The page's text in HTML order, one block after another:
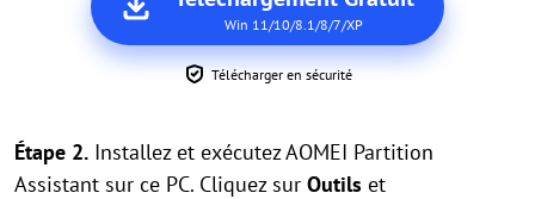
Win 11/10/8.1/8/7/XP
Télécharger en sécurité
Étape 2. Installez et exécutez AOMEI Partition
Assistant sur ce PC. Cliquez sur Outils et